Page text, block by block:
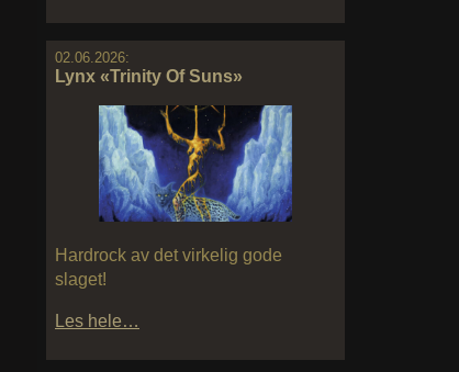
02.06.2026:
Lynx «Trinity Of Suns»
Hardrock av det virkelig gode
slaget!
Les hele…